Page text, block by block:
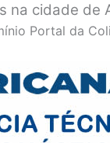
na cidade de
Portal da